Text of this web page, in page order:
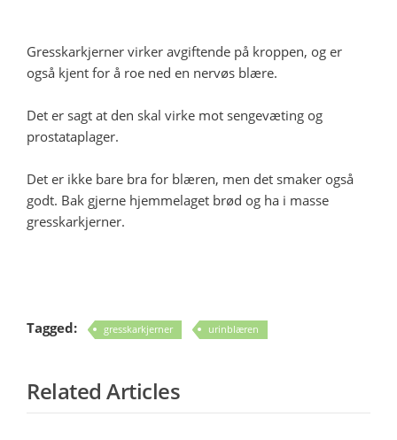
Gresskarkjerner virker avgiftende på kroppen, og er
også kjent for å roe ned en nervøs blære.
Det er sagt at den skal virke mot sengevæting og
prostataplager.
Det er ikke bare bra for blæren, men det smaker også
godt. Bak gjerne hjemmelaget brød og ha i masse
gresskarkjerner.
Tagged: gresskarkjerner urinblæren
Related Articles